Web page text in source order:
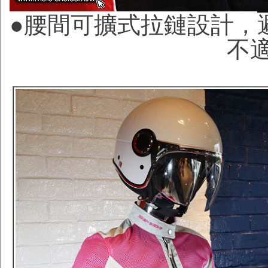
●腰間可擴式拉鏈設計，
不